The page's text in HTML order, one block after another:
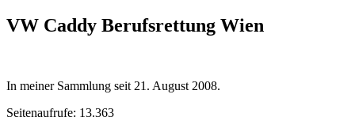
VW Caddy Berufsrettung Wien
In meiner Sammlung seit 21. August 2008.
Seitenaufrufe: 13.363